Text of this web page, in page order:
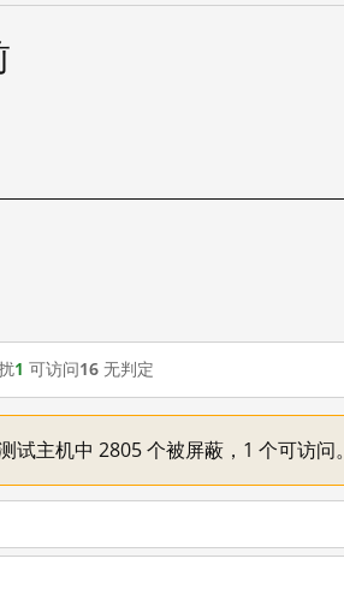
1 可访问16 无判定
主机中 2805 个被屏蔽，1 个可访问。